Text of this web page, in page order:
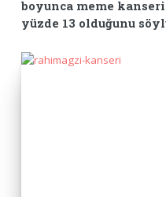
boyunca meme
yüzde 13 olduğunu